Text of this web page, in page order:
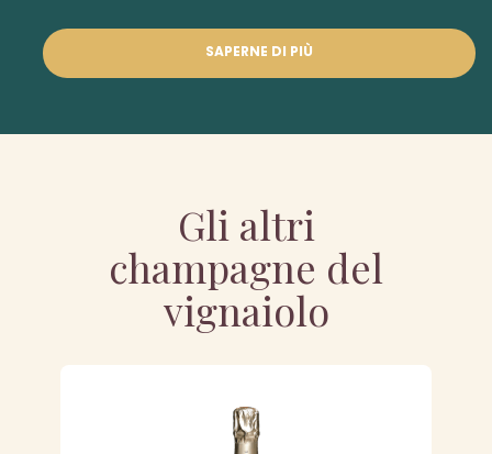
SAPERNE DI PIÙ
Gli altri
champagne del
vignaiolo